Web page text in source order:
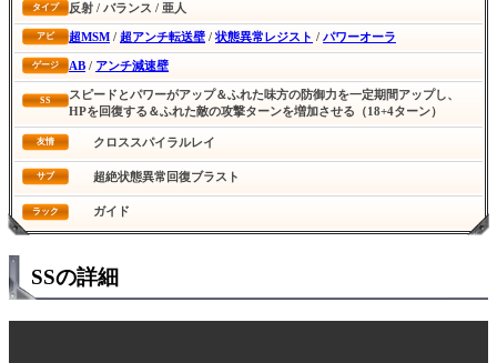
タイプ 反射 / バランス / 亜人
アビ 超MSM / 超アンチ転送壁 /状態異常レジスト / パワーオーラ
ゲージ AB / アンチ減速壁
SS
スピードとパワーがアップ＆ふれた味方の防御力を一定期間アップし、
HPを回復する＆ふれた敵の攻撃ターンを増加させる（18+4ターン）
友情 クロススパイラルレイ
サブ 超絶状態異常回復ブラスト
ラック ガイド
SSの詳細